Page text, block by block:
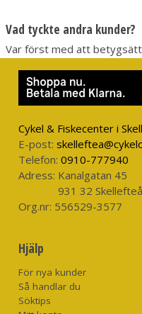
Vad tyckte andra kunder?
Var först med att
Cykel & Fiskecenter i
E-post:
Telefon: 0910-777940
Adress: Kanalgatan 45
931 32 Skellefteå
Org.nr: 556529-3577
Hjälp
För nya kunder
Så handlar du
Söktips